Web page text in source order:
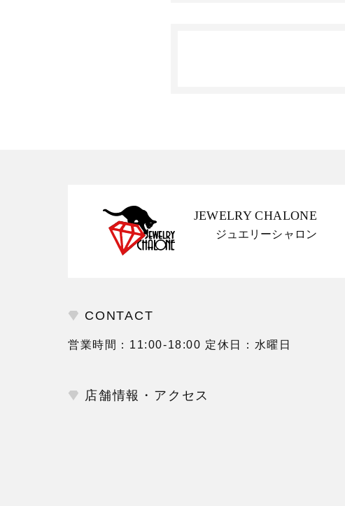
JEWELRY CHALONE
ジュエリーシャロン
CONTACT
営業時間：11:00-18:00 定休日：水曜日
店舗情報・アクセス